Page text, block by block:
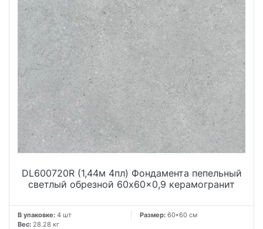
DL600720R (1,44м 4пл) Фондамента пепельный
светлый обрезной 60x60x0,9 керамогранит
В упаковке: 4 шт Размер: 60*60 см
Вес: 28.28 кг